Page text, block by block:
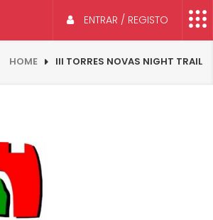
ENTRAR / REGISTO
HOME III TORRES NOVAS NIGHT TRAIL